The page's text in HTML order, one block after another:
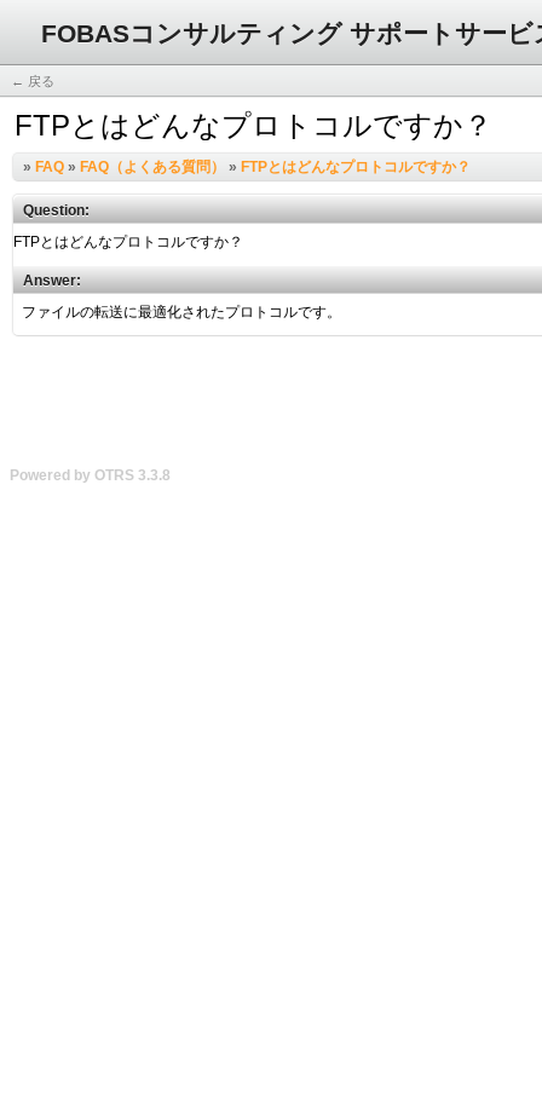
FOBASコンサルティング サポートサービ
← 戻る
FTPとはどんなプロトコルですか？
» FAQ » FAQ（よくある質問） » FTPとはどんなプロトコルですか？
Question:
Answer:
Powered by OTRS 3.3.8